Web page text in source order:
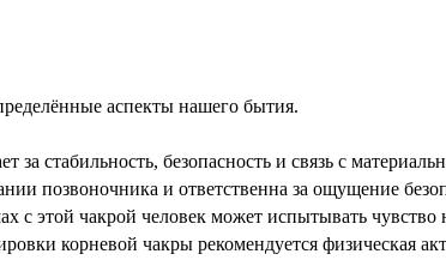
аспекты нашего бытия.
за стабильность, безопасность и связь с
позвоночника и ответственна за ощущение
с этой чакрой человек может испытывать чувство
корневой чакры рекомендуется физическая